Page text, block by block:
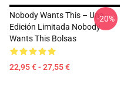
Nobody Wants This – Una
Edición Limitada Nobody
Wants This Bolsas
22,95 € - 27,55 €
-20%